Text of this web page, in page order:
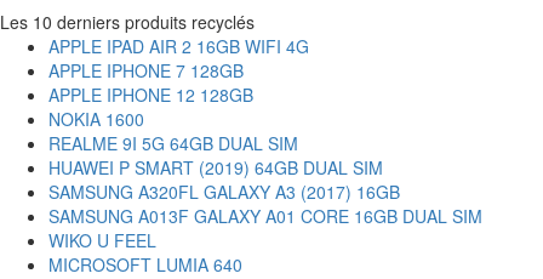
Les 10 derniers produits recyclés
APPLE IPAD AIR 2 16GB WIFI 4G
APPLE IPHONE 7 128GB
APPLE IPHONE 12 128GB
NOKIA 1600
REALME 9I 5G 64GB DUAL SIM
HUAWEI P SMART (2019) 64GB DUAL SIM
SAMSUNG A320FL GALAXY A3 (2017) 16GB
SAMSUNG A013F GALAXY A01 CORE 16GB DUAL SIM
WIKO U FEEL
MICROSOFT LUMIA 640